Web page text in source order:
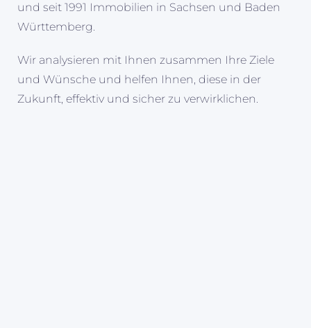
und seit 1991 Immobilien in Sachsen und Baden
Württemberg.
Wir analysieren mit Ihnen zusammen Ihre Ziele
und Wünsche und helfen Ihnen, diese in der
Zukunft, effektiv und sicher zu verwirklichen.